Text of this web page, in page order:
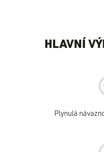
HLAVNÍ
Plynulá